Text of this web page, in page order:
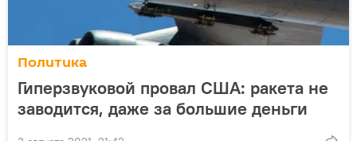
Политика
Гиперзвуковой провал США: ракета не
заводится, даже за большие деньги